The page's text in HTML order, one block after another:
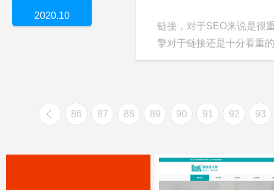
链接，对于SEO来说是很
擎对于链接还是十分看重
2020.10
86 87 88 89 90 91 92 93